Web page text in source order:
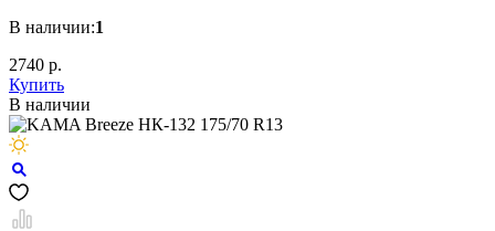
В наличии:1
2740 р.
Купить
В наличии